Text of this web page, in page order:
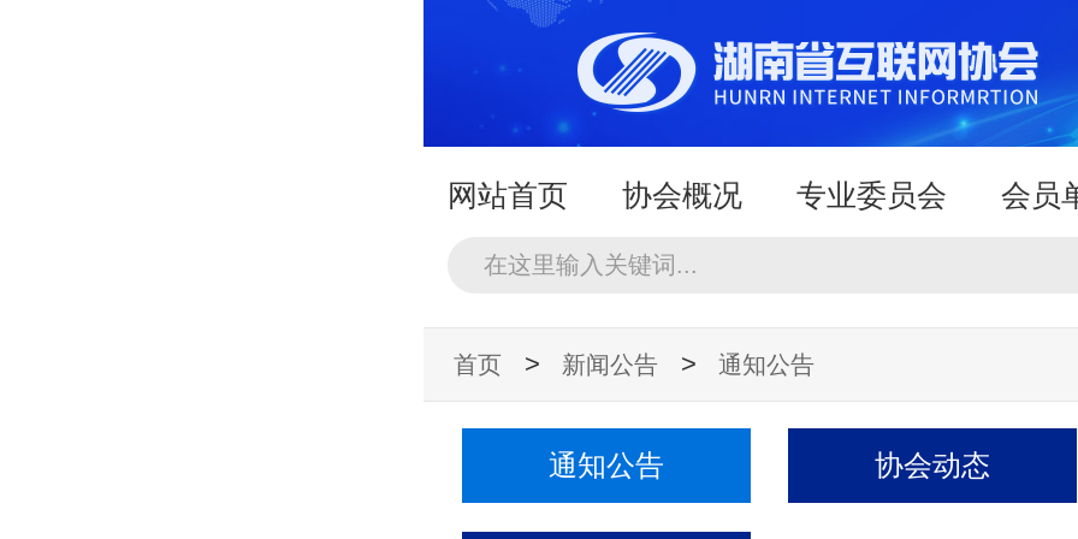
网站首页 协会概况 专业委员会 会员
政策法规 新闻公告
首页 > 新闻公告 > 通知公告
通知公告 协会动态